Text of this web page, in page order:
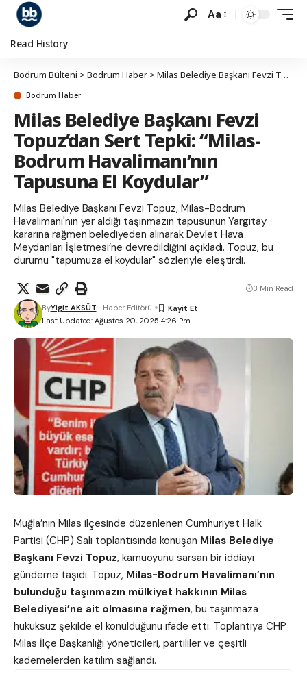
Aa
Read History
Bodrum Bülteni > Bodrum Haber > Milas Belediye Başkanı Fevzi Topuz’dan Sert Tepki: “Milas-Bodrum Havalimanı’nın Tapusuna El Koydular”
Bodrum Haber
Milas Belediye Başkanı Fevzi
Topuz’dan Sert Tepki: “Milas-
Bodrum Havalimanı’nın
Tapusuna El Koydular”
Milas Belediye Başkanı Fevzi Topuz, Milas-Bodrum
Havalimanı'nın yer aldığı taşınmazın tapusunun Yargıtay
kararına rağmen belediyeden alınarak Devlet Hava
Meydanları İşletmesi’ne devredildiğini açıkladı. Topuz, bu
durumu "tapumuza el koydular" sözleriyle eleştirdi.
Last Updated: Ağustos 20, 2025 4:26 Pm
ByYigit AKSÜT- Haber Editörü
3 Min Read
Muğla’nın Milas ilçesinde düzenlenen Cumhuriyet Halk
Partisi (CHP) Salı toplantısında konuşan Milas Belediye
Başkanı Fevzi Topuz, kamuoyunu sarsan bir iddiayı
gündeme taşıdı. Topuz, Milas-Bodrum Havalimanı’nın
bulunduğu taşınmazın mülkiyet hakkının Milas
Belediyesi’ne ait olmasına rağmen, bu taşınmaza
hukuksuz şekilde el konulduğunu ifade etti. Toplantıya CHP
Milas İlçe Başkanlığı yöneticileri, partililer ve çeşitli
kademelerden katılım sağlandı.